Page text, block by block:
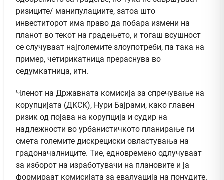
ризиците/ манипулациите, затоа што
инвеститорот има право да побара измени на
планот во текот на градењето, и тогаш всушност
се случуваат најголемите злоупотреби, па така на
пример, четирикатница прераснува во
седумкатница, итн.
Членот на Државната комисија за спречување на
корупцијата (ДКСК), Нури Бајрами, како главен
ризик од појава на корупција и судир на
надлежности во урбанистичкото планирање ги
смета големите дискрециски овластувања на
градоначалниците. Тие, едновремено одлучуваат
за изборот на изработувачи на плановите и ја
формираат комисијата за евалуација на понудите.